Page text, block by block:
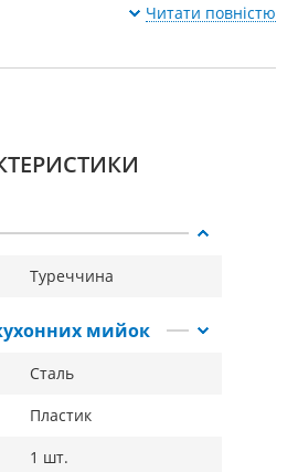
Читати повністю
Туреччина
мийок
Сталь
Пластик
1 шт.